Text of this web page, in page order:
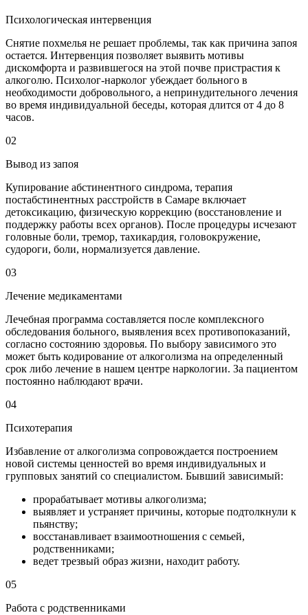
Психологическая интервенция
Снятие похмелья не решает проблемы, так как причина запоя
остается. Интервенция позволяет выявить мотивы
дискомфорта и развившегося на этой почве пристрастия к
алкоголю. Психолог-нарколог убеждает больного в
необходимости добровольного, а непринудительного лечения
во время индивидуальной беседы, которая длится от 4 до 8
часов.
02
Вывод из запоя
Купирование абстинентного синдрома, терапия
постабстинентных расстройств в Самаре включает
детоксикацию, физическую коррекцию (восстановление и
поддержку работы всех органов). После процедуры исчезают
головные боли, тремор, тахикардия, головокружение,
судороги, боли, нормализуется давление.
03
Лечение медикаментами
Лечебная программа составляется после комплексного
обследования больного, выявления всех противопоказаний,
согласно состоянию здоровья. По выбору зависимого это
может быть кодирование от алкоголизма на определенный
срок либо лечение в нашем центре наркологии. За пациентом
постоянно наблюдают врачи.
04
Психотерапия
Избавление от алкоголизма сопровождается построением
новой системы ценностей во время индивидуальных и
групповых занятий со специалистом. Бывший зависимый:
прорабатывает мотивы алкоголизма;
выявляет и устраняет причины, которые подтолкнули к
пьянству;
восстанавливает взаимоотношения с семьей,
родственниками;
ведет трезвый образ жизни, находит работу.
05
Работа с родственниками